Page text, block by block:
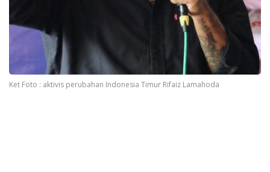
Ket Foto : aktivis perubahan Indonesia Timur Rifaiz Lamahoda